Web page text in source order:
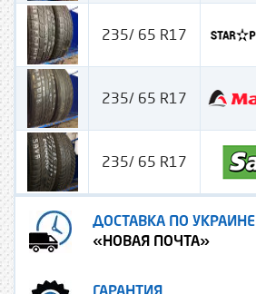
235/ 65 R17
235/ 65 R17
235/ 65 R17
ДОСТАВКА ПО УКРАИНЕ
«НОВАЯ ПОЧТА»